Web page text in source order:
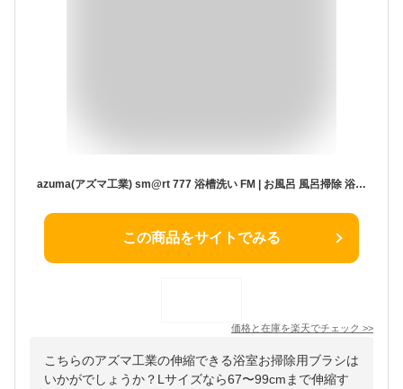
azuma(アズマ工業) sm@rt 777 浴槽洗い FM | お風呂 風呂掃除 浴槽洗い バスブラシ 浴室掃除 ピタッときれい 浴室 お風呂掃除 ブラシ スポンジ モップ 掃除 掃除用ブラシ 浴槽 掃除道具 マグネット 風呂 マグネット付き 柄付き 磁石 収納 シンプル スマート
この商品をサイトでみる
価格と在庫を楽天でチェック >>
こちらのアズマ工業の伸縮できる浴室お掃除用ブラシは
いかがでしょうか？Lサイズなら67〜99cmまで伸縮す